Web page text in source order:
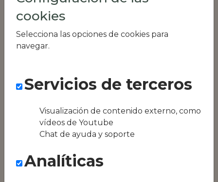
Factura única
empleados
Opción de catering
RR.HH
Conseguimos la
oferta local de tu
ser LA ALACENA by
Braulio Cantero o
cookies
Selecciona las opciones de cookies para
navegar.
Servicios de terceros
Visualización de contenido externo, como
vídeos de Youtube
Chat de ayuda y soporte
Analíticas